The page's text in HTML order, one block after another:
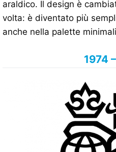
araldico. Il design è
volta: è diventato più
anche nella palette
1974